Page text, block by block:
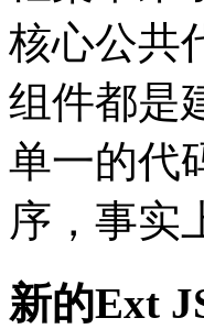
核心公共
组件都是
单一的代
序，事实
新的Ext